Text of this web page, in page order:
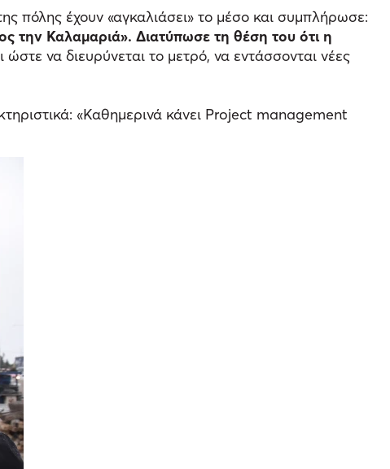
πόλης έχουν «αγκαλιάσει» το μέσο και συμπλήρωσε:
την Καλαμαριά». Διατύπωσε τη θέση του ότι η
να διευρύνεται το μετρό, να εντάσσονται νέες
«Καθημερινά κάνει Project management